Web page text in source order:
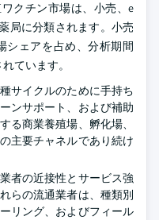
クチン市場は、小売、e
局に分類されます。小売
シェアを占め、分析期間
ています。
サイクルのために手持ち
ンサポート、および補助
る商業養殖場、孵化場、
主要チャネルであり続け
者の近接性とサービス強
らの流通業者は、種類別
リング、およびフィール